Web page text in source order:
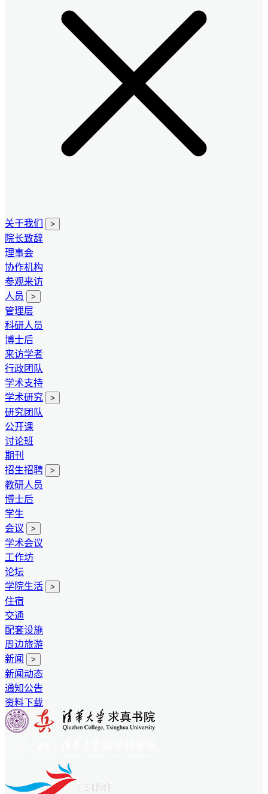
关于我们 >
院长致辞
理事会
协作机构
参观来访
人员
>
管理层
科研人员
博士后
来访学者
行政团队
学术支持
学术研究
>
研究团队
公开课
讨论班
期刊
招生招聘
>
教研人员
博士后
学生
会议
>
学术会议
工作坊
论坛
学院生活
>
住宿
交通
配套设施
周边旅游
新闻
>
新闻动态
通知公告
资料下载